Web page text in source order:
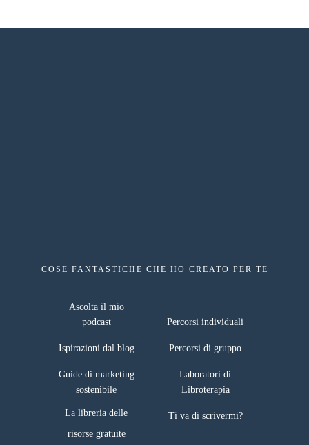
COSE FANTASTICHE CHE HO CREATO PER TE
Ascolta il mio
podcast
Ispirazioni dal blog
Guide di marketing
sostenibile
La libreria delle
Percorsi individuali
Percorsi di gruppo
Laboratori di
Libroterapia
Ti va di scrivermi?